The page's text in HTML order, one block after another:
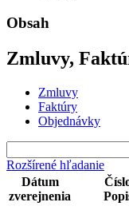
Obsah
Zmluvy,
Zmluvy
Faktúry
Objednávky
Rozšírené hľadanie
Dátum
zverejnenia